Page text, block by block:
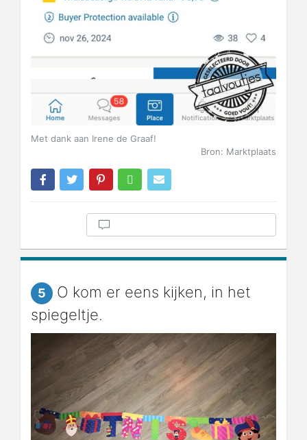
Met dank aan Irene de Graaf!
Bron: Marktplaats
5
O kom er eens kijken, in het
spiegeltje.